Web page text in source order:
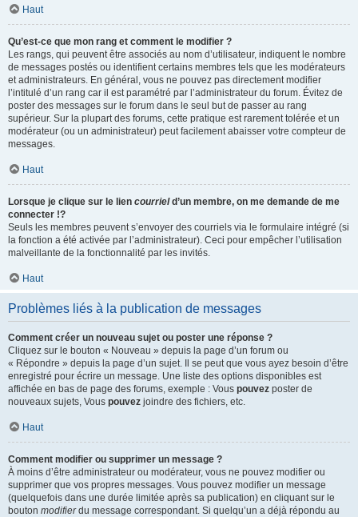
Haut
Qu’est-ce que mon rang et comment le modifier ?
Les rangs, qui peuvent être associés au nom d’utilisateur, indiquent le nombre
de messages postés ou identifient certains membres tels que les modérateurs
et administrateurs. En général, vous ne pouvez pas directement modifier
l’intitulé d’un rang car il est paramétré par l’administrateur du forum. Évitez de
poster des messages sur le forum dans le seul but de passer au rang
supérieur. Sur la plupart des forums, cette pratique est rarement tolérée et un
modérateur (ou un administrateur) peut facilement abaisser votre compteur de
messages.
Haut
Lorsque je clique sur le lien courrield’un membre, on me demande de me
connecter !?
Seuls les membres peuvent s’envoyer des courriels via le formulaire intégré (si
la fonction a été activée par l’administrateur). Ceci pour empêcher l’utilisation
malveillante de la fonctionnalité par les invités.
Haut
Problèmes liés à la publication de messages
Comment créer un nouveau sujet ou poster une réponse ?
Cliquez sur le bouton « Nouveau » depuis la page d’un forum ou
« Répondre » depuis la page d’un sujet. Il se peut que vous ayez besoin d’être
enregistré pour écrire un message. Une liste des options disponibles est
affichée en bas de page des forums, exemple : Vous pouvez poster de
nouveaux sujets, Vous pouvez joindre des fichiers, etc.
Haut
Comment modifier ou supprimer un message ?
À moins d’être administrateur ou modérateur, vous ne pouvez modifier ou
supprimer que vos propres messages. Vous pouvez modifier un message
(quelquefois dans une durée limitée après sa publication) en cliquant sur le
bouton modifierdu message correspondant. Si quelqu’un a déjà répondu au